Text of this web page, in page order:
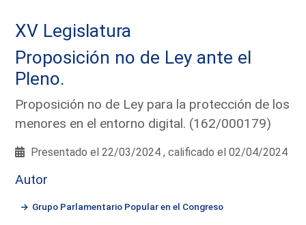
XV Legislatura
Proposición no de Ley ante el
Pleno.
Proposición no de Ley para la protección de los
menores en el entorno digital. (162/000179)
Presentado el 22/03/2024 , calificado el 02/04/2024
Autor
Grupo Parlamentario Popular en el Congreso